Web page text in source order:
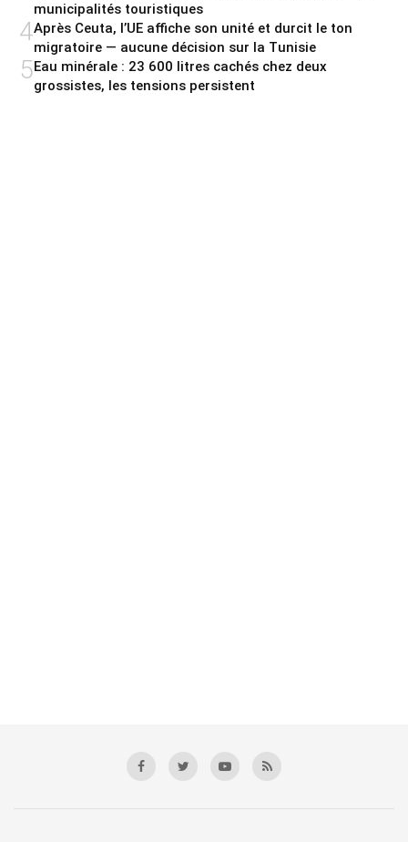
municipalités touristiques
4Après Ceuta, l’UE affiche son unité et durcit le ton
migratoire — aucune décision sur la Tunisie
5Eau minérale : 23 600 litres cachés chez deux
grossistes, les tensions persistent